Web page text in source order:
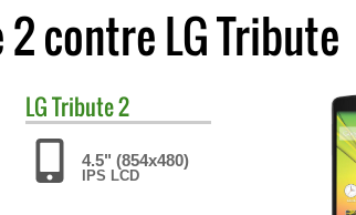
2 contre LG Tribute
LGTribute 2
4.5" (854x480)
IPS LCD